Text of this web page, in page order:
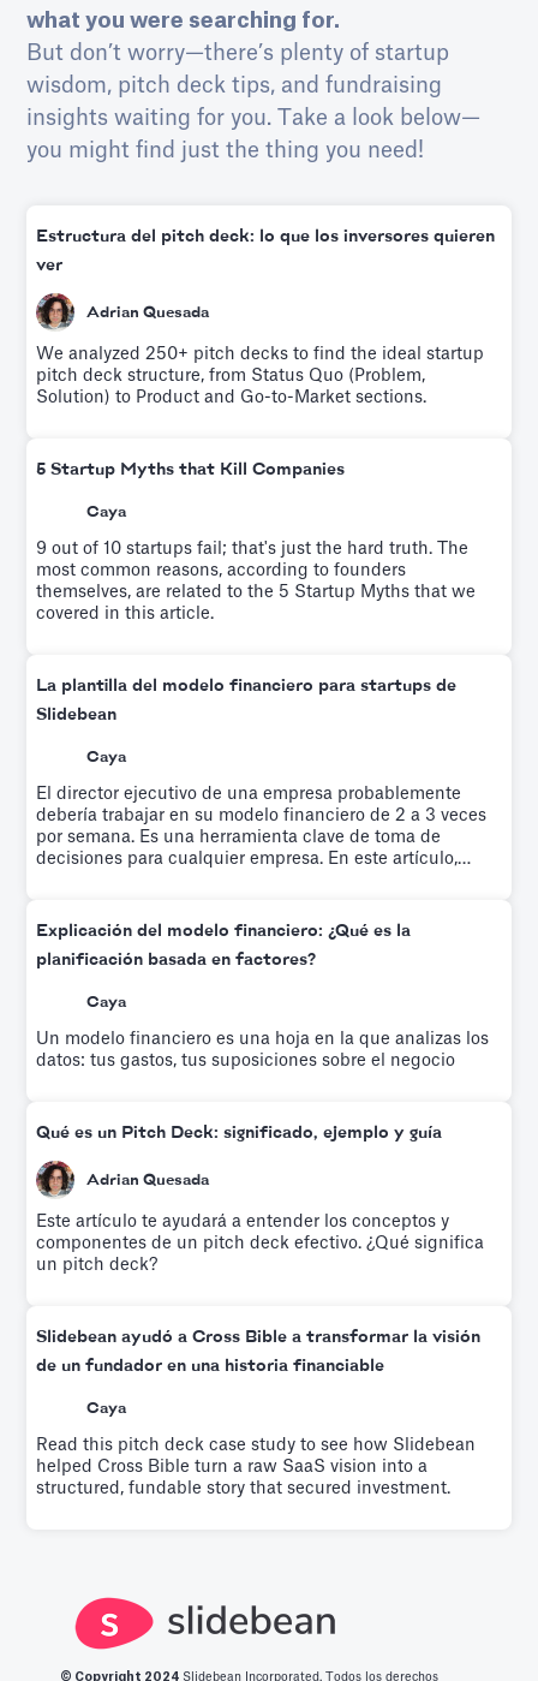
what you were searching for.
But don’t worry—there’s plenty of startup
wisdom, pitch deck tips, and fundraising
insights waiting for you. Take a look below—
you might find just the thing you need!
Estructura del pitch deck: lo que los inversores quieren
ver
Adrian Quesada
We analyzed 250+ pitch decks to find the ideal startup
pitch deck structure, from Status Quo (Problem,
Solution) to Product and Go-to-Market sections.
5 Startup Myths that Kill Companies
Caya
9 out of 10 startups fail; that's just the hard truth. The
most common reasons, according to founders
themselves, are related to the 5 Startup Myths that we
covered in this article.
La plantilla del modelo financiero para startups de
Slidebean
Caya
El director ejecutivo de una empresa probablemente
debería trabajar en su modelo financiero de 2 a 3 veces
por semana. Es una herramienta clave de toma de
decisiones para cualquier empresa. En este artículo,
rentabilidad.
Explicación del modelo financiero: ¿Qué es la
planificación basada en factores?
Caya
Un modelo financiero es una hoja en la que analizas los
datos: tus gastos, tus suposiciones sobre el negocio
Qué es un Pitch Deck: significado, ejemplo y guía
Adrian Quesada
Este artículo te ayudará a entender los conceptos y
componentes de un pitch deck efectivo. ¿Qué significa
un pitch deck?
Slidebean ayudó a Cross Bible a transformar la visión
de un fundador en una historia financiable
Caya
Read this pitch deck case study to see how Slidebean
helped Cross Bible turn a raw SaaS vision into a
structured, fundable story that secured investment.
© Copyright 2 024 Slidebean Incorporated. Todos los derechos